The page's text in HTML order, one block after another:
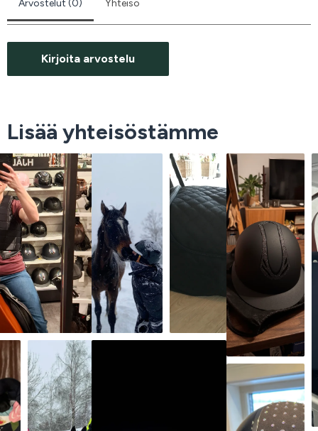
Arvostelut (0) Yhteisö
Kirjoita arvostelu
Lisää yhteisöstämme